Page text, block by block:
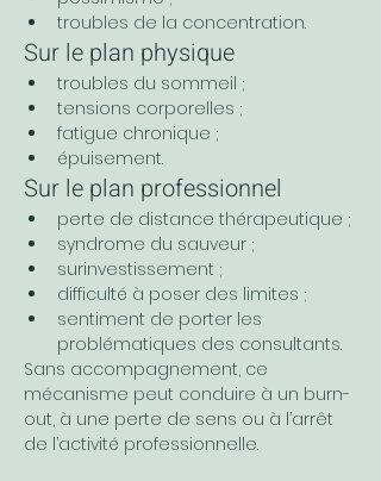
troubles de la concentration.
Sur le plan physique
troubles du sommeil ;
tensions corporelles ;
fatigue chronique ;
épuisement.
Sur le plan professionnel
perte de distance thérapeutique ;
syndrome du sauveur ;
surinvestissement ;
difficulté à poser des limites ;
sentiment de porter les
problématiques des consultants.
Sans accompagnement, ce
mécanisme peut conduire à un burn-
out, à une perte de sens ou à l’arrêt
de l’activité professionnelle.